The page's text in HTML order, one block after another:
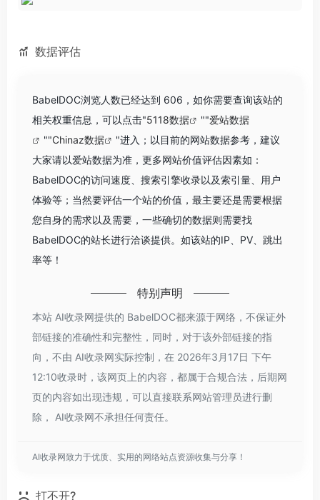
数据评估
BabelDOC浏览人数已经达到 606，如你需要查询该站的
相关权重信息，可以点击"5118数据 ""爱站数据
""Chinaz数据
"进入；以目前的网站数据参考，建议
大家请以爱站数据为准，更多网站价值评估因素如：
BabelDOC的访问速度、搜索引擎收录以及索引量、用户
体验等；当然要评估一个站的价值，最主要还是需要根据
您自身的需求以及需要，一些确切的数据则需要找
BabelDOC的站长进行洽谈提供。如该站的IP、PV、跳出
率等！
特别声明
本站 AI收录网提供的 BabelDOC都来源于网络，不保证外
部链接的准确性和完整性，同时，对于该外部链接的指
向，不由 AI收录网实际控制，在 2026年3月17日 下午
12:10收录时，该网页上的内容，都属于合规合法，后期网
页的内容如出现违规，可以直接联系网站管理员进行删
除， AI收录网不承担任何责任。
AI收录网致力于优质、实用的网络站点资源收集与分享！
打不开?